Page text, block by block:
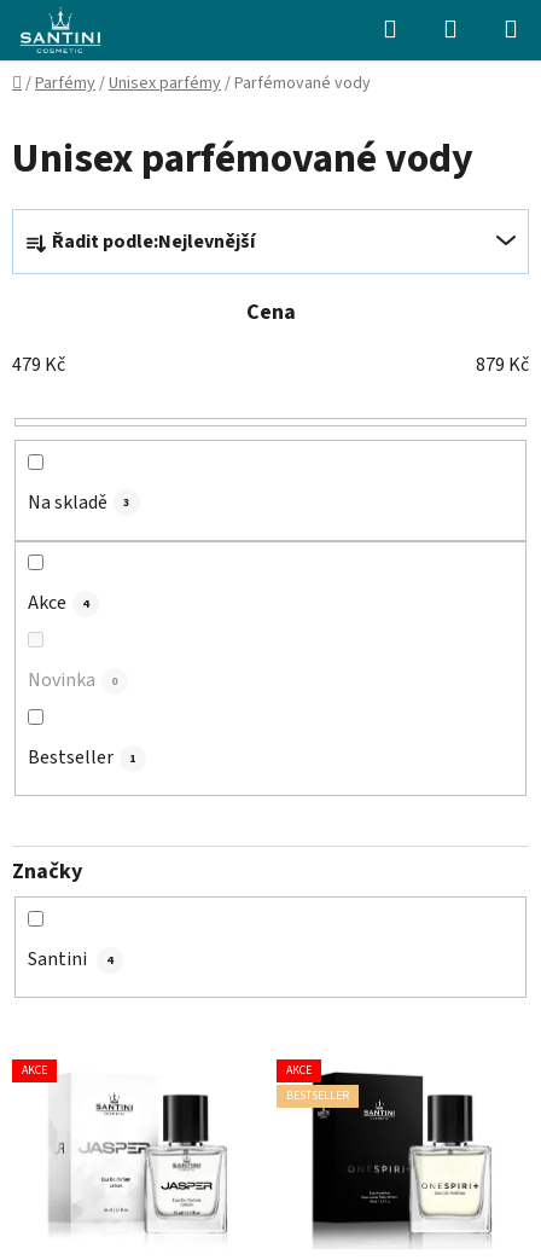
obsah
Hledat
KOŠÍK
Domů
/Parfémy/Unisex parfémy/Parfémované vody
Unisex parfémované vody
Ř
z
n
í
p
r
u
Řadit podle:Nejlevnější
Cena
479 Kč 879 Kč
Na skladě 3
Akce 4
Novinka 0
Bestseller 1
Značky
Santini 4
V
ý
AKCE
AKCE
BESTSELLER